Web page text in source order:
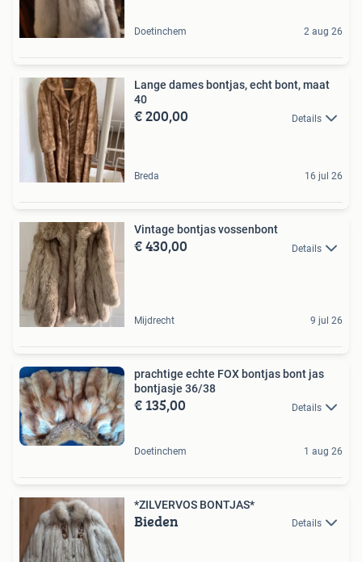
Doetinchem 2 aug 26
Lange dames bontjas, echt bont, maat
40
€ 200,00 Details
Breda 16 jul 26
Vintage bontjas vossenbont
€ 430,00 Details
Mijdrecht 9 jul 26
prachtige echte FOX bontjas bont jas
bontjasje 36/38
€ 135,00 Details
Doetinchem 1 aug 26
*ZILVERVOS BONTJAS*
Bieden Details